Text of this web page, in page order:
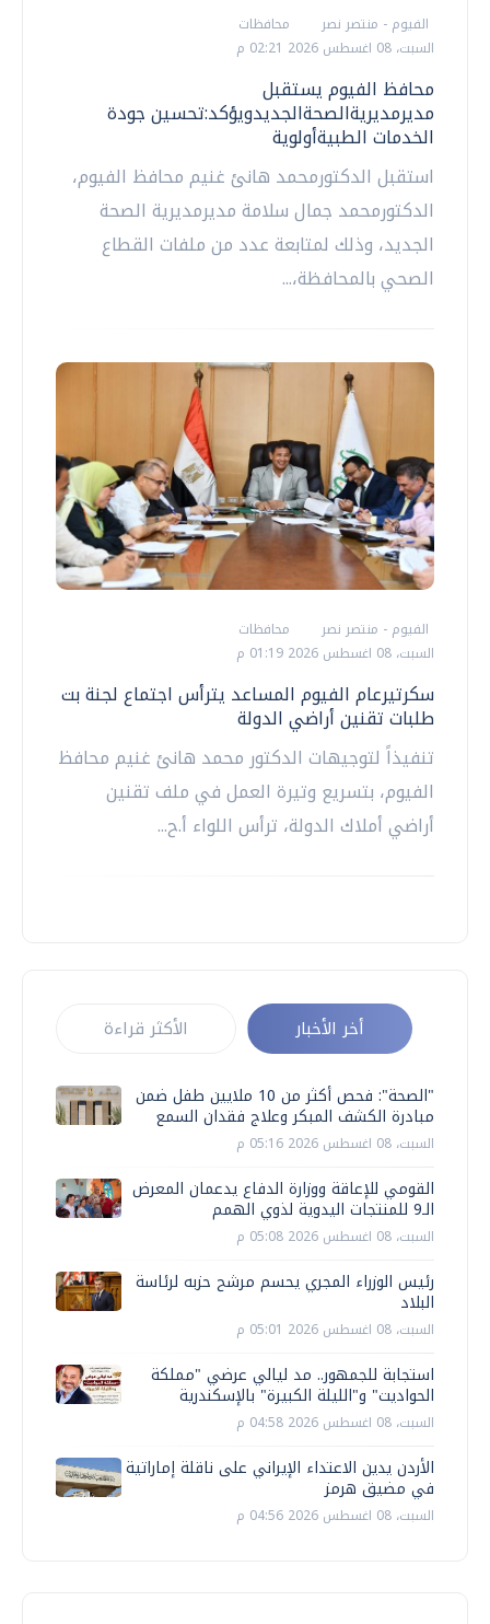
الفيوم - منتصر نصر
محافظات
السبت، 08 اغسطس 2026 02:21 م
محافظ الفيوم يستقبل
مديرمديريةالصحةالجديدويؤكد:تحسين جودة
الخدمات الطبيةأولوية
استقبل الدكتورمحمد هانئ غنيم محافظ الفيوم،
الدكتورمحمد جمال سلامة مديرمديرية الصحة
الجديد، وذلك لمتابعة عدد من ملفات القطاع
الصحي بالمحافظة،...
الفيوم - منتصر نصر
محافظات
السبت، 08 اغسطس 2026 01:19 م
سكرتيرعام الفيوم المساعد يترأس اجتماع لجنة بت
طلبات تقنين أراضي الدولة
تنفيذاً لتوجيهات الدكتور محمد هانئ غنيم محافظ
الفيوم، بتسريع وتيرة العمل في ملف تقنين
أراضي أملاك الدولة، ترأس اللواء أ.ح...
أخر الأخبار الأكثر قراءة
"الصحة": فحص أكثر من 10 ملايين طفل ضمن
مبادرة الكشف المبكر وعلاج فقدان السمع
السبت، 08 اغسطس 2026 05:16 م
القومي للإعاقة ووزارة الدفاع يدعمان المعرض
الـ9 للمنتجات اليدوية لذوي الهمم
السبت، 08 اغسطس 2026 05:08 م
رئيس الوزراء المجري يحسم مرشح حزبه لرئاسة
البلاد
السبت، 08 اغسطس 2026 05:01 م
استجابة للجمهور.. مد ليالي عرضي "مملكة
الحواديت" و"الليلة الكبيرة" بالإسكندرية
السبت، 08 اغسطس 2026 04:58 م
الأردن يدين الاعتداء الإيراني على ناقلة إماراتية
في مضيق هرمز
السبت، 08 اغسطس 2026 04:56 م